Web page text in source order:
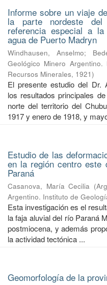
Informe sobre un viaje
la parte nordeste
referencia especial a
agua de Puerto Madryn
Windhausen, Anselmo;
Geológico Minero
Recursos Minerales, 1921)
El presente estudio del Dr.
los resultados principales
norte del territorio del
1917 y enero de 1918, y
Estudio de las
en la región centro este
Paraná
Casanova, María Cecilia (
Argentino. Instituto de
Esta investigación es el
la faja aluvial del río Paraná
postmiocena, y además
la actividad tectónica ...
Geomorfología de la